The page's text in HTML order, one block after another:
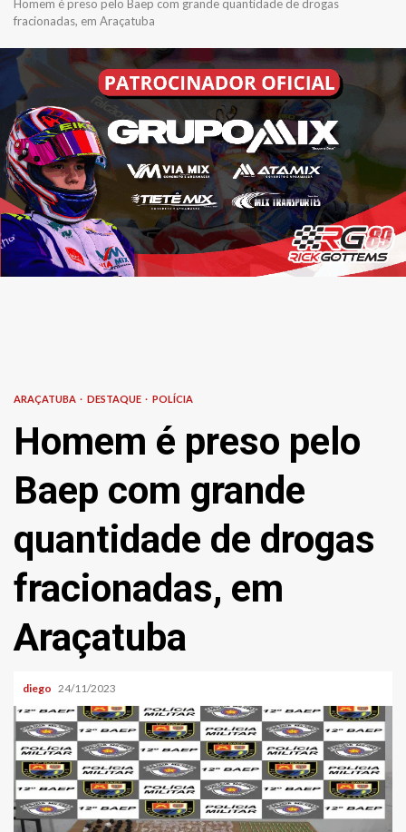
Homem é preso pelo Baep com grande quantidade de drogas
fracionadas, em Araçatuba
ARAÇATUBA DESTAQUE POLÍCIA
Homem é preso pelo
Baep com grande
quantidade de drogas
fracionadas, em
Araçatuba
diego 24/11/2023